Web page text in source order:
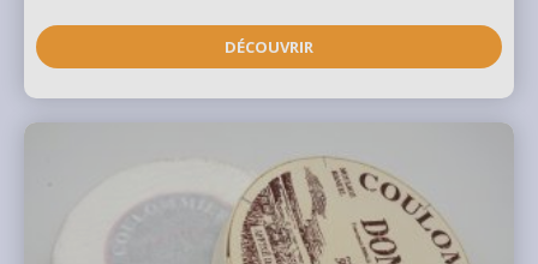
DÉCOUVRIR